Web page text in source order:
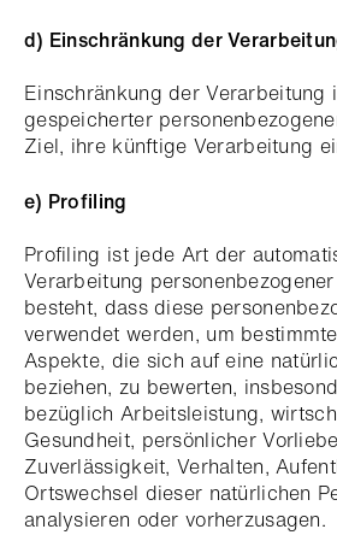
d) Einschränkung der
Einschränkung der Verarbeitung
gespeicherter
Ziel, ihre künftige Verarbeitung
e) Profiling
Profiling ist jede Art der
Verarbeitung
besteht, dass diese
verwendet werden, um
Aspekte, die sich auf eine
beziehen, zu bewerten,
bezüglich Arbeitsleistung,
Gesundheit, persönlicher
Zuverlässigkeit, Verhalten,
Ortswechsel dieser natürlichen
analysieren oder vorherzusagen.